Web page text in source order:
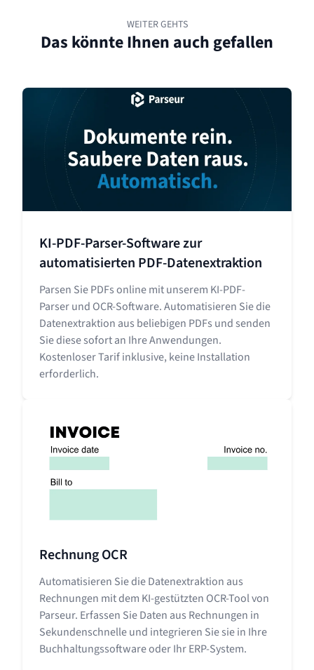
WEITER GEHTS
Das könnte Ihnen auch gefallen
KI-PDF-Parser-Software zur
automatisierten PDF-Datenextraktion
Parsen Sie PDFs online mit unserem KI-PDF-
Parser und OCR-Software. Automatisieren Sie die
Datenextraktion aus beliebigen PDFs und senden
Sie diese sofort an Ihre Anwendungen.
Kostenloser Tarif inklusive, keine Installation
erforderlich.
Rechnung OCR
Automatisieren Sie die Datenextraktion aus
Rechnungen mit dem KI-gestützten OCR-Tool von
Parseur. Erfassen Sie Daten aus Rechnungen in
Sekundenschnelle und integrieren Sie sie in Ihre
Buchhaltungssoftware oder Ihr ERP-System.